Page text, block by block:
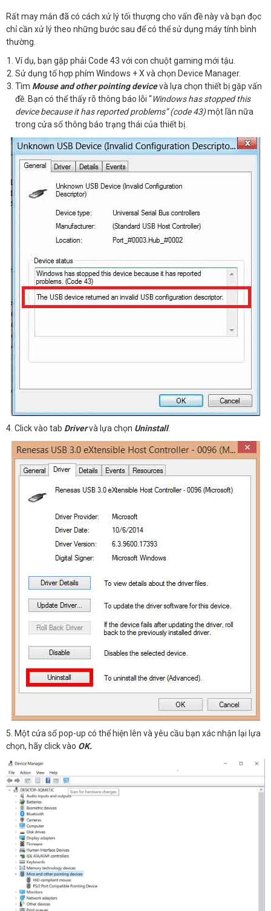
Rất may mắn đã có cách xử lý tối thượng cho vấn đề này và bạn đọc
chỉ cần xử lý theo những bước sau để có thể sử dụng máy tính bình
thường.
Ví dụ, bạn gặp phải Code 43 với con chuột gaming mới tậu.
Sử dụng tổ hợp phím Windows + X và chọn Device Manager.
Tìm Mouse and other pointing devicevà lựa chọn thiết bị gặp vấn
đề. Bạn có thể thấy rõ thông báo lỗi “Windows has stopped this
device because it has reported problems” (code 43)một lần nữa
trong cửa sổ thông báo trạng thái của thiết bị.
4. Click vào tab Drivervà lựa chọn Uninstall.
5. Một cửa sổ pop-up có thể hiện lên và yêu cầu bạn xác nhận lại lựa
chọn, hãy click vào OK.